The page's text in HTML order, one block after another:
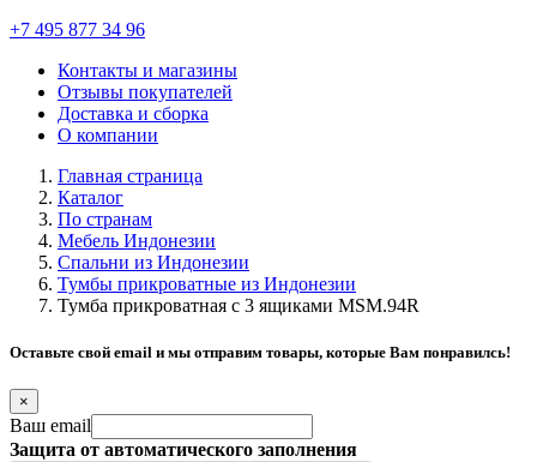
+7 495 877 34 96
Контакты и магазины
Отзывы покупателей
Доставка и сборка
О компании
Главная страница
Каталог
По странам
Мебель Индонезии
Спальни из Индонезии
Тумбы прикроватные из Индонезии
Тумба прикроватная с 3 ящиками MSM.94R
Оставьте свой email и мы отправим товары, которые Вам понравилсь!
×
Ваш email
Защита от автоматического заполнения